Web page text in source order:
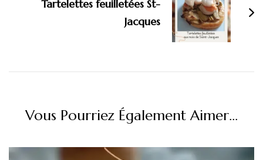
Tartelettes feuilletées St-
Jacques
Vous Pourriez Également Aimer...